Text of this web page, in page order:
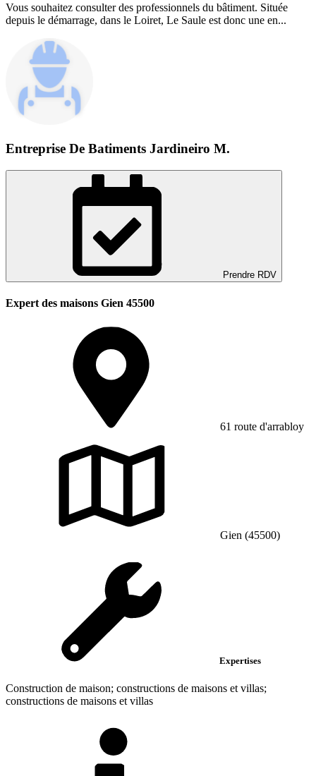
Vous souhaitez consulter des professionnels du bâtiment. Située
depuis le démarrage, dans le Loiret, Le Saule est donc une en...
Entreprise De Batiments Jardineiro M.
Prendre RDV
Expert des maisons Gien 45500
61 route d'arrabloy
Gien (45500)
Expertises
Construction de maison; constructions de maisons et villas;
constructions de maisons et villas